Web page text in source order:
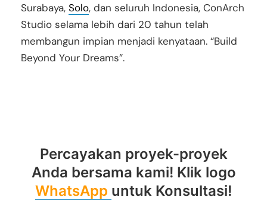
Surabaya, Solo, dan seluruh Indonesia, ConArch
Studio selama lebih dari 20 tahun telah
membangun impian menjadi kenyataan. “Build
Beyond Your Dreams”.
Percayakan proyek-proyek
Anda bersama kami! Klik logo
WhatsApp untuk Konsultasi!